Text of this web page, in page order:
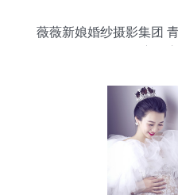
薇薇新娘婚纱摄影集团